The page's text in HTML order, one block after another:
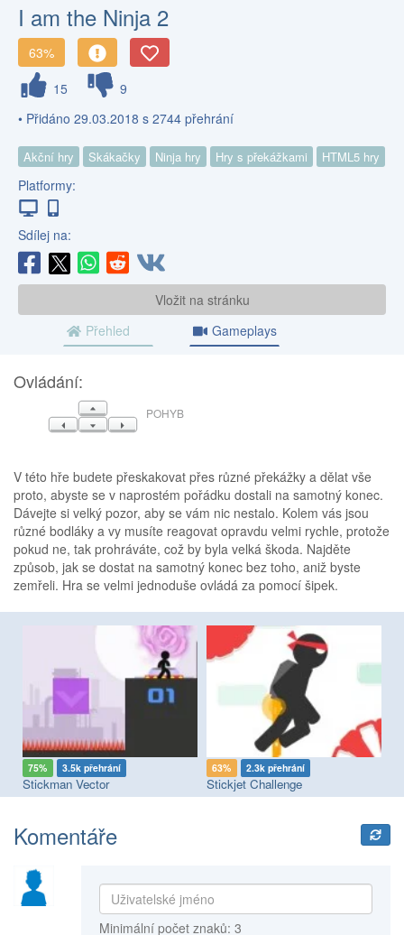
I am the Ninja 2
63%
15
9
• Přidáno 29.03.2018 s 2744 přehrání
Akční hry Skákačky Ninja hry Hry s překážkami HTML5 hry
Platformy:
Sdílej na:
Vložit na stránku
Přehled
Gameplays
Ovládání:
NAHORU
VLEVODOLŮVPRAVO
POHYB
V této hře budete přeskakovat přes různé překážky a dělat vše
proto, abyste se v naprostém pořádku dostali na samotný konec.
Dávejte si velký pozor, aby se vám nic nestalo. Kolem vás jsou
různé bodláky a vy musíte reagovat opravdu velmi rychle, protože
pokud ne, tak prohráváte, což by byla velká škoda. Najděte
způsob, jak se dostat na samotný konec bez toho, aniž byste
zemřeli. Hra se velmi jednoduše ovládá za pomocí šipek.
75% 3.5k přehrání
Stickman Vector
63% 2.3k přehrání
Stickjet Challenge
Komentáře
Minimální počet znaků: 3